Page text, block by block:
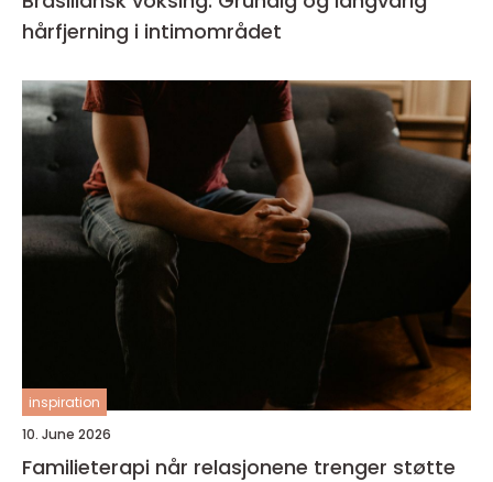
hårfjerning i intimområdet
inspiration
10. June 2026
Familieterapi når relasjonene trenger støtte